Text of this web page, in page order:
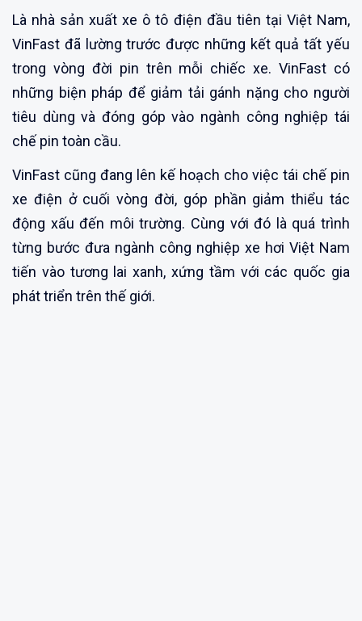
Là nhà sản xuất xe ô tô điện đầu tiên tại Việt Nam,
VinFast đã lường trước được những kết quả tất yếu
trong vòng đời pin trên mỗi chiếc xe. VinFast có
những biện pháp để giảm tải gánh nặng cho người
tiêu dùng và đóng góp vào ngành công nghiệp tái
chế pin toàn cầu.
VinFast cũng đang lên kế hoạch cho việc tái chế pin
xe điện ở cuối vòng đời, góp phần giảm thiểu tác
động xấu đến môi trường. Cùng với đó là quá trình
từng bước đưa ngành công nghiệp xe hơi Việt Nam
tiến vào tương lai xanh, xứng tầm với các quốc gia
phát triển trên thế giới.